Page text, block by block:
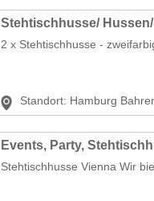
2 x Stehtischhusse -
Standort: Hamburg
Events, Party,
Stehtischhusse Vienna Wir